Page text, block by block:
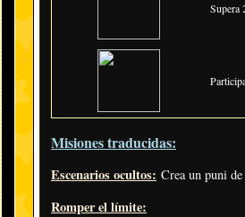
Supera
Misiones traducidas:
Escenarios ocultos: Crea un puni
Romper el límite: